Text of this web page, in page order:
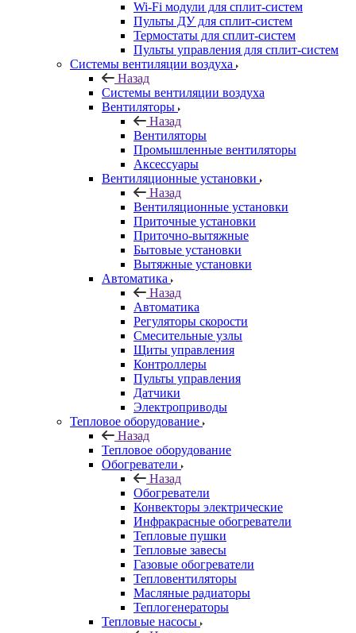
Wi-Fi модули для сплит-систем
Пульты ДУ для сплит-систем
Термостаты для сплит-систем
Пульты управления для сплит-систем
Системы вентиляции воздуха
Назад
Системы вентиляции воздуха
Вентиляторы
Назад
Вентиляторы
Промышленные вентиляторы
Аксессуары
Вентиляционные установки
Назад
Вентиляционные установки
Приточные установки
Приточно-вытяжные
Бытовые установки
Вытяжные установки
Автоматика
Назад
Автоматика
Регуляторы скорости
Смесительные узлы
Щиты управления
Контроллеры
Пульты управления
Датчики
Электроприводы
Тепловое оборудование
Назад
Тепловое оборудование
Обогреватели
Назад
Обогреватели
Конвекторы электрические
Инфракрасные обогреватели
Тепловые пушки
Тепловые завесы
Газовые обогреватели
Тепловентиляторы
Масляные радиаторы
Теплогенераторы
Тепловые насосы